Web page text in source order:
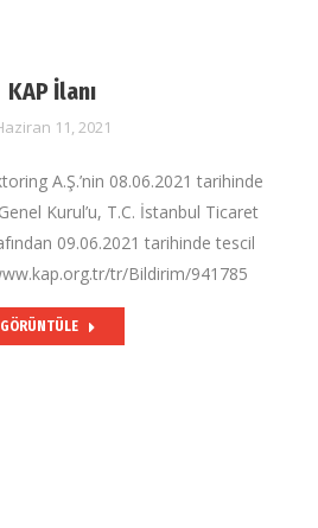
KAP İlanı
11, 2021
A.Ş.’nin 08.06.2021 tarihinde
Kurul’u, T.C. İstanbul Ticaret
09.06.2021 tarihinde tescil
tr/Bildirim/941785
GÖRÜNTÜLE